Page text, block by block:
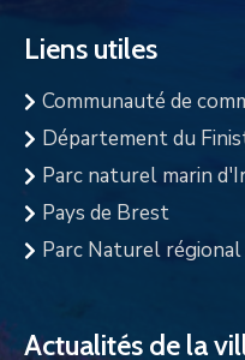
Liens utiles
Communauté de
Département du
Parc naturel marin
Pays de Brest
Parc Naturel
Actualités de la